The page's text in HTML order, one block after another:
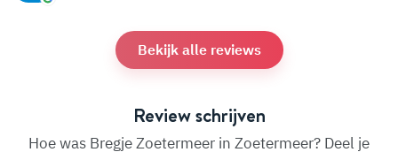
Bekijk alle reviews
Review schrijven
Hoe was Bregje Zoetermeer in Zoetermeer? Deel je